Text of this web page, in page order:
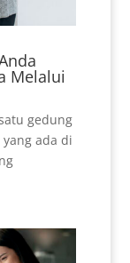
Melalui
gedung
ada di